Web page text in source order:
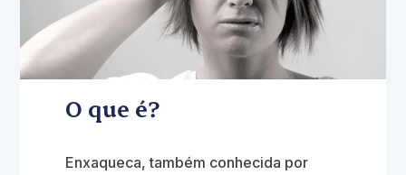
O que é?
Enxaqueca, também conhecida por